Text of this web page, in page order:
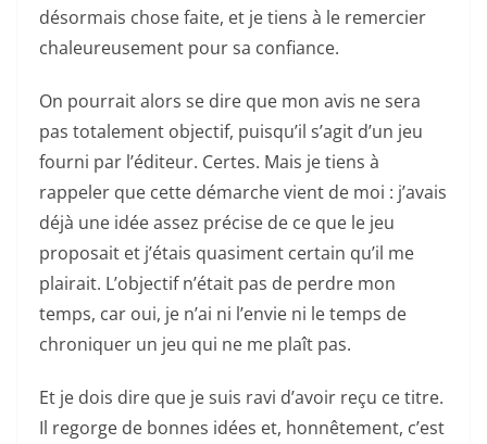
désormais chose faite, et je tiens à le remercier
chaleureusement pour sa confiance.
On pourrait alors se dire que mon avis ne sera
pas totalement objectif, puisqu’il s’agit d’un jeu
fourni par l’éditeur. Certes. Mais je tiens à
rappeler que cette démarche vient de moi : j’avais
déjà une idée assez précise de ce que le jeu
proposait et j’étais quasiment certain qu’il me
plairait. L’objectif n’était pas de perdre mon
temps, car oui, je n’ai ni l’envie ni le temps de
chroniquer un jeu qui ne me plaît pas.
Et je dois dire que je suis ravi d’avoir reçu ce titre.
Il regorge de bonnes idées et, honnêtement, c’est